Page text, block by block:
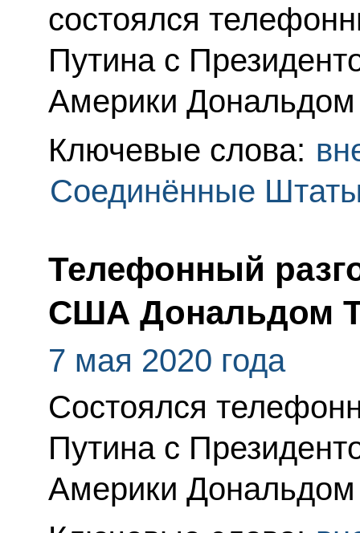
состоялся
Путина с
Америки
Ключевые слова:
Соединённые
Телефонный
США Дональдом
7 мая 2020 года
Состоялся
Путина с
Америки